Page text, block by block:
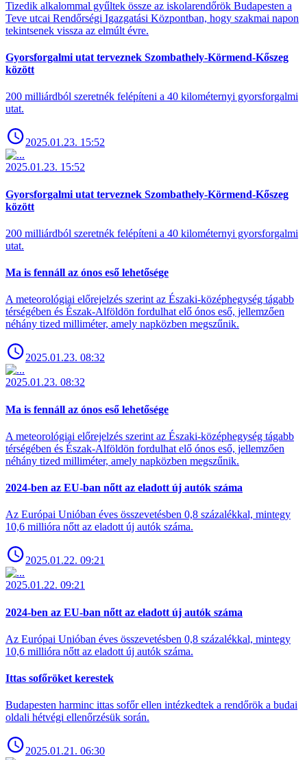
Tizedik alkalommal gyűltek össze az iskolarendőrök Budapesten a
Teve utcai Rendőrségi Igazgatási Központban, hogy szakmai napon
tekintsenek vissza az elmúlt évre.
Gyorsforgalmi utat terveznek Szombathely-Körmend-Kőszeg
között
200 milliárdból szeretnék felépíteni a 40 kilométernyi gyorsforgalmi
utat.
2025.01.23. 15:52
2025.01.23. 15:52
Gyorsforgalmi utat terveznek Szombathely-Körmend-Kőszeg
között
200 milliárdból szeretnék felépíteni a 40 kilométernyi gyorsforgalmi
utat.
Ma is fennáll az ónos eső lehetősége
A meteorológiai előrejelzés szerint az Északi-középhegység tágabb
térségében és Észak-Alföldön fordulhat elő ónos eső, jellemzően
néhány tized milliméter, amely napközben megszűnik.
2025.01.23. 08:32
2025.01.23. 08:32
Ma is fennáll az ónos eső lehetősége
A meteorológiai előrejelzés szerint az Északi-középhegység tágabb
térségében és Észak-Alföldön fordulhat elő ónos eső, jellemzően
néhány tized milliméter, amely napközben megszűnik.
2024-ben az EU-ban nőtt az eladott új autók száma
Az Európai Unióban éves összevetésben 0,8 százalékkal, mintegy
10,6 millióra nőtt az eladott új autók száma.
2025.01.22. 09:21
2025.01.22. 09:21
2024-ben az EU-ban nőtt az eladott új autók száma
Az Európai Unióban éves összevetésben 0,8 százalékkal, mintegy
10,6 millióra nőtt az eladott új autók száma.
Ittas sofőröket kerestek
Budapesten harminc ittas sofőr ellen intézkedtek a rendőrök a budai
oldali hétvégi ellenőrzésük során.
2025.01.21. 06:30